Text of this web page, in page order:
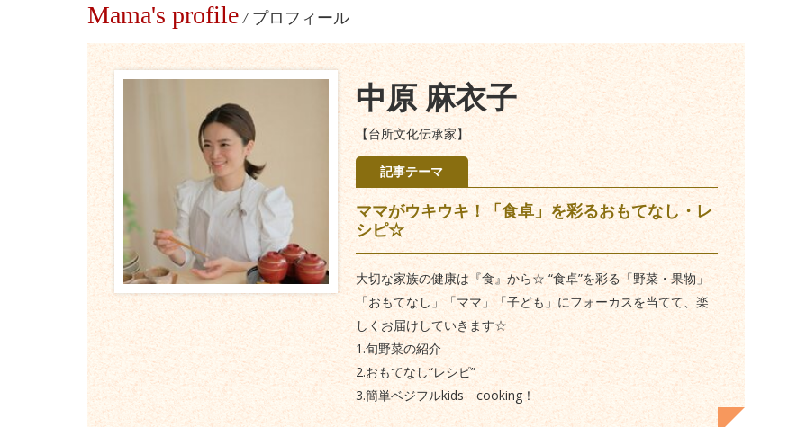
Mama's profile / プロフィール
中原 麻衣子
【台所文化伝承家】
記事テーマ
ママがウキウキ！「食卓」を彩るおもてなし・レ
シピ☆
大切な家族の健康は『食』から☆ “食卓”を彩る「野菜・果物」
「おもてなし」「ママ」「子ども」にフォーカスを当てて、楽
しくお届けしていきます☆
1.旬野菜の紹介
2.おもてなし“レシピ”
3.簡単ベジフルkids cooking！